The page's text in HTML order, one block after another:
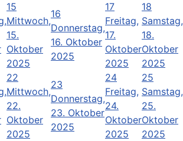
15
Mittwoch,
15.
Oktober
2025
16
Donnerstag,
16. Oktober
2025
17
Freitag,
17.
Oktober
2025
18
Samstag,
18.
Oktober
2025
22
Mittwoch,
22.
Oktober
2025
23
Donnerstag,
23. Oktober
2025
24
Freitag,
24.
Oktober
2025
25
Samstag,
25.
Oktober
2025